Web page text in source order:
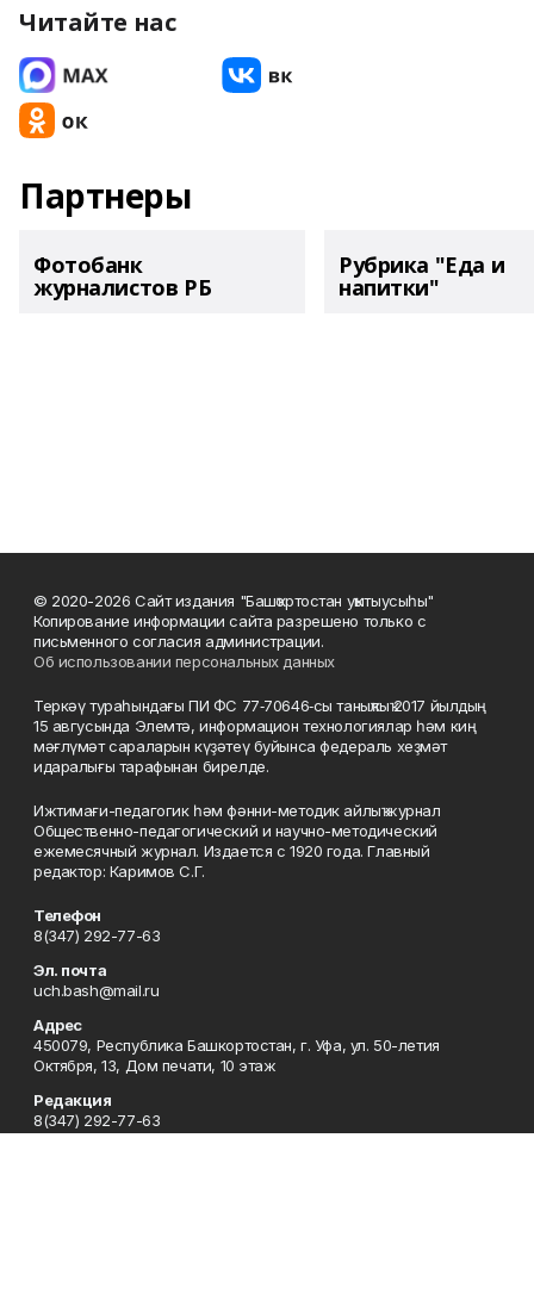
Читайте нас
Партнеры
Фотобанк
журналистов РБ
Рубрика "Еда и
напитки"
© 2020-2026 Сайт издания "Башҡортостан уҡытыусыһы"
Копирование информации сайта разрешено только с
письменного согласия администрации.
Об использовании персональных данных
Теркәү тураһындағы ПИ ФС 77‑70646‑сы таныҡлыҡ 2017 йылдың
15 авгусында Элемтә, информацион технологиялар һәм киң
мәғлүмәт сараларын күҙәтеү буйынса федераль хеҙмәт
идаралығы тарафынан бирелде.
Ижтимағи-педагогик һәм фәнни-методик айлыҡ журнал
Общественно-педагогический и научно-методический
ежемесячный журнал. Издается с 1920 года. Главный
редактор: Каримов С.Г.
Телефон
8(347) 292-77-63
Эл. почта
uch.bash@mail.ru
Адрес
450079, Республика Башкортостан, г. Уфа, ул. 50-летия
Октября, 13, Дом печати, 10 этаж
Редакция
8(347) 292-77-63